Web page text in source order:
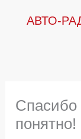
АВТО-
Спасибо
понятно!